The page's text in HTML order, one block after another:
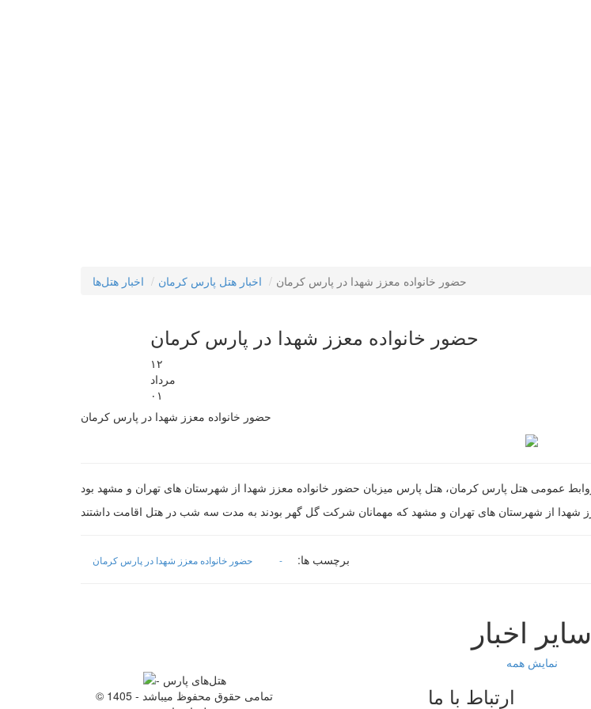
اخبار هتل‌ها اخبار هتل پارس کرمان حضور خانواده معزز شهدا در پارس کرمان
حضور خانواده معزز شهدا در پارس کرمان
۱۲
مرداد
۰۱
حضور خانواده معزز شهدا در پارس کرمان
برچسب ها: - حضور خانواده معزز شهدا در پارس کرمان
سایر اخبار
نمایش همه
ارتباط با ما
© 1405 - تمامی حقوق محفوظ میباشد